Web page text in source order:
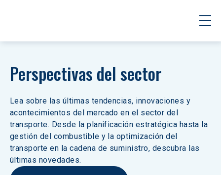
Perspectivas del sector
Lea sobre las últimas tendencias, innovaciones y
acontecimientos del mercado en el sector del
transporte. Desde la planificación estratégica hasta la
gestión del combustible y la optimización del
transporte en la cadena de suministro, descubra las
últimas novedades.